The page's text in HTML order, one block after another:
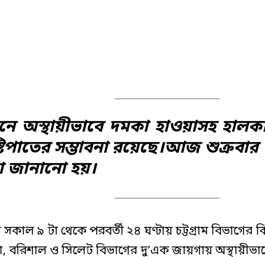
অস্থায়ীভাবে দমকা হাওয়াসহ
সম্ভাবনা রয়েছে।আজ
জানানো হয়।
৯ টা থেকে পরবর্তী ২৪ ঘণ্টায় চট্টগ্রাম
ও সিলেট বিভাগের দু’এক জায়গায়